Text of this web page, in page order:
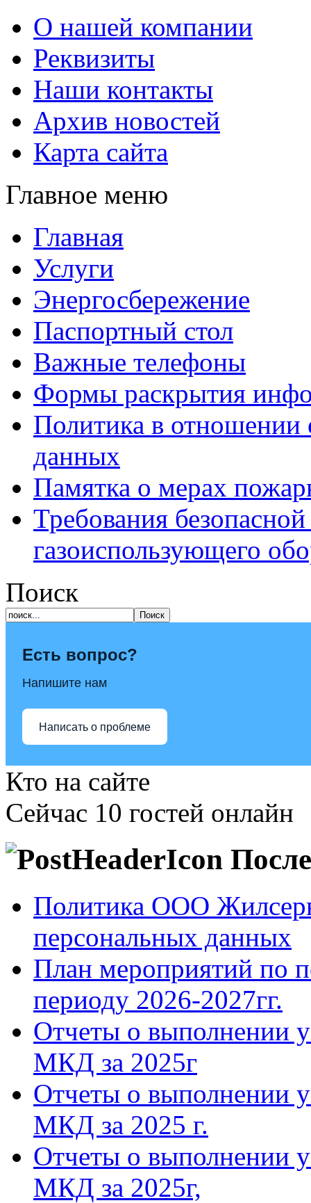
О нашей компании
Реквизиты
Наши контакты
Архив новостей
Карта сайта
Главное меню
Главная
Услуги
Энергосбережение
Паспортный стол
Важные телефоны
Формы раскрытия
Политика в отношении
данных
Памятка о мерах
Требования
газоиспользующего
Поиск
Есть вопрос?
Напишите нам
Написать о проблеме
Кто на сайте
Сейчас 10 гостей онлайн
Политика ООО
персональных данных
План мероприятий по
периоду 2026-2027гг.
Отчеты о выполнении
МКД за 2025г
Отчеты о выполнении
МКД за 2025 г.
Отчеты о выполнении
МКД за 2025г,